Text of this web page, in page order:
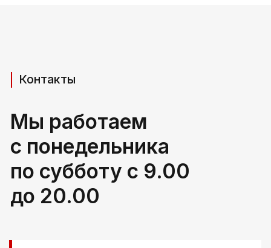
УНП 291776406
Политика конфиденциальности
РБ, Брестская область,